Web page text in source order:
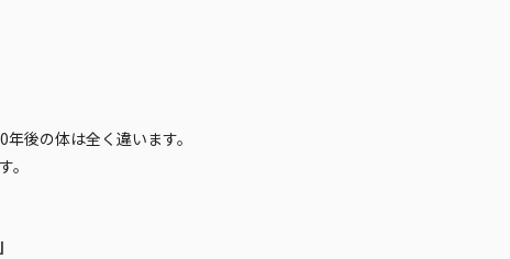
後の体は全く違います。
。